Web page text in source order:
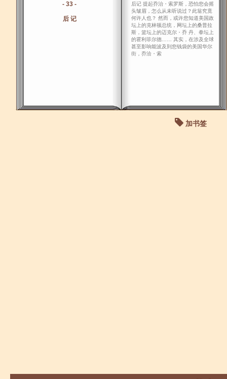
- 33 -
后 记
后记 提起乔治・索罗斯，恐怕您会摇
头皱眉，怎么从未听说过？此翁究竟
何许人也？ 然而，或许您知道美国政
坛上的克林顿总统，网坛上的桑普拉
斯，篮坛上的迈克尔・乔 丹、拳坛上
的霍利菲尔德…… 其实，在涉及全球
甚至影响能波及到您钱袋的美国华尔
街，乔洽・索
加书签